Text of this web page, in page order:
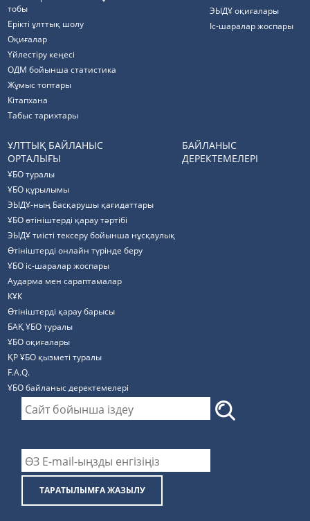
тобы
Ерікті ұлттық шолу
Оқиғалар
Үйлестіру кеңесі
ОДМ бойынша статистика
Жұмыс топтары
Кітапхана
Табыс тарихтары
ЭЫДҰ оқиғалары
Іс-шаралар жоспары
ҰЛТТЫҚ БАЙЛАНЫС
ОРТАЛЫҒЫ
ҰБО туралы
ҰБО құрылымы
ЭЫДҰ-ның Басқарушы қағидаттары
ҰБО өтініштерді қарау тәртібі
ЭЫДҰ тиісті тексеру бойынша нұсқаулық
Өтініштерді онлайн түрінде беру
ҰБО іс-шаралар жоспары
Аударма мен сараптамалар
КҰК
Өтініштерді қарау барысы
БАҚ ҰБО туралы
ҰБО оқиғалары
ҚР ҰБО қызметі туралы
F.A.Q.
ҰБО байланыс деректемелерi
БАЙЛАНЫС
ДЕРЕКТЕМЕЛЕРІ
ТАРАТЫЛЫМҒА ЖАЗЫЛУ